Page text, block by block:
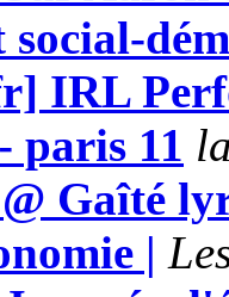
IRL
paris 11
Gaîté
|